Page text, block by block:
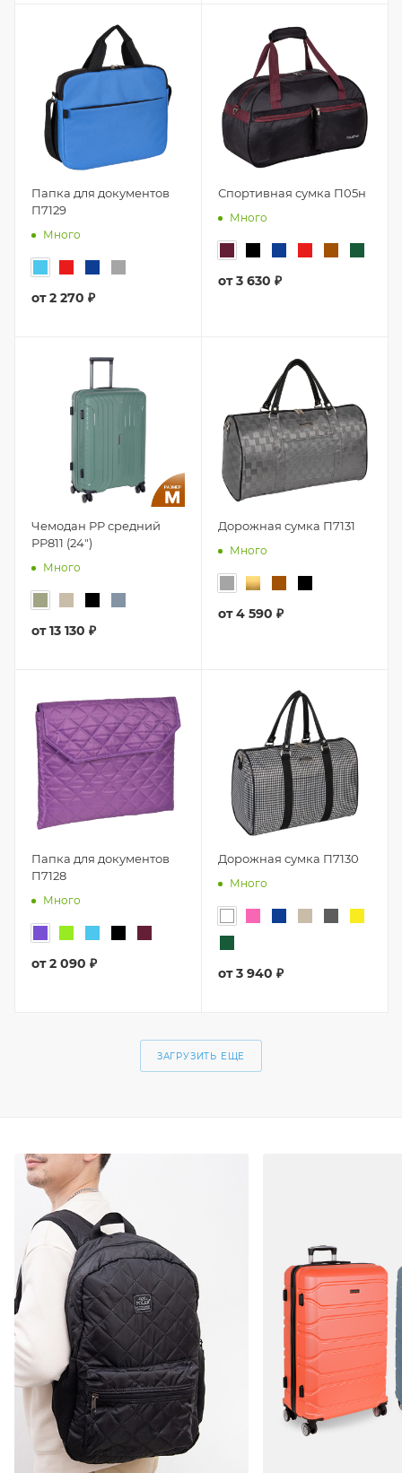
Папка для документов
П7129
Много
от2 270 ₽
Спортивная сумка П05н
Много
от3 630 ₽
Чемодан PP средний
РР811 (24")
Много
от13 130 ₽
Дорожная сумка П7131
Много
от4 590 ₽
Папка для документов
П7128
Много
от2 090 ₽
Дорожная сумка П7130
Много
от3 940 ₽
ЗАГРУЗИТЬ ЕЩЕ